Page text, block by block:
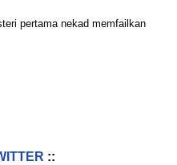
pertama nekad memfailkan
::